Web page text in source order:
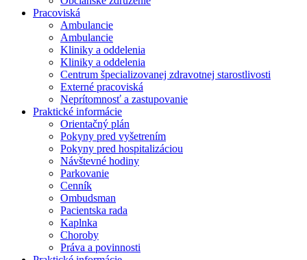
Pracoviská
Ambulancie
Ambulancie
Kliniky a oddelenia
Kliniky a oddelenia
Centrum špecializovanej zdravotnej starostlivosti
Externé pracoviská
Neprítomnosť a zastupovanie
Praktické informácie
Orientačný plán
Pokyny pred vyšetrením
Pokyny pred hospitalizáciou
Návštevné hodiny
Parkovanie
Cenník
Ombudsman
Pacientska rada
Kaplnka
Choroby
Práva a povinnosti